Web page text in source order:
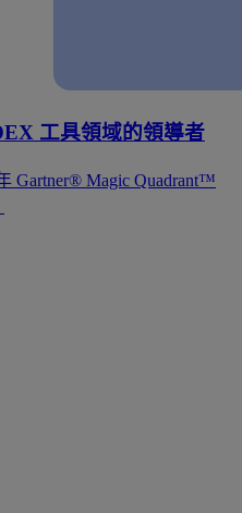
工具領域的領導者
Gartner® Magic Quadrant™